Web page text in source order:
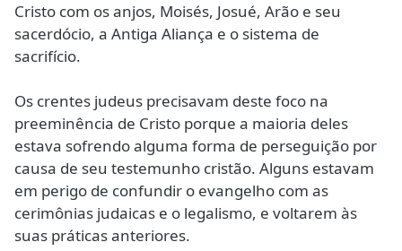
Cristo com os anjos, Moisés, Josué, Arão e seu
sacerdócio, a Antiga Aliança e o sistema de
sacrifício.
Os crentes judeus precisavam deste foco na
preeminência de Cristo porque a maioria deles
estava sofrendo alguma forma de perseguição por
causa de seu testemunho cristão. Alguns estavam
em perigo de confundir o evangelho com as
cerimônias judaicas e o legalismo, e voltarem às
suas práticas anteriores.